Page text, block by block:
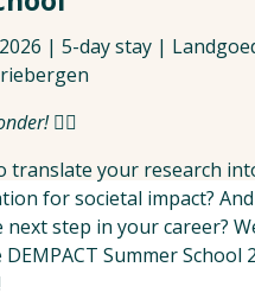
| 5-day stay |
👇🏼
translate your research
for societal impact?
step in your career?
Summer School